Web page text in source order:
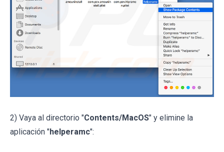
2) Vaya al directorio "Contents/MacOS" y elimine la
aplicación "helperamc":